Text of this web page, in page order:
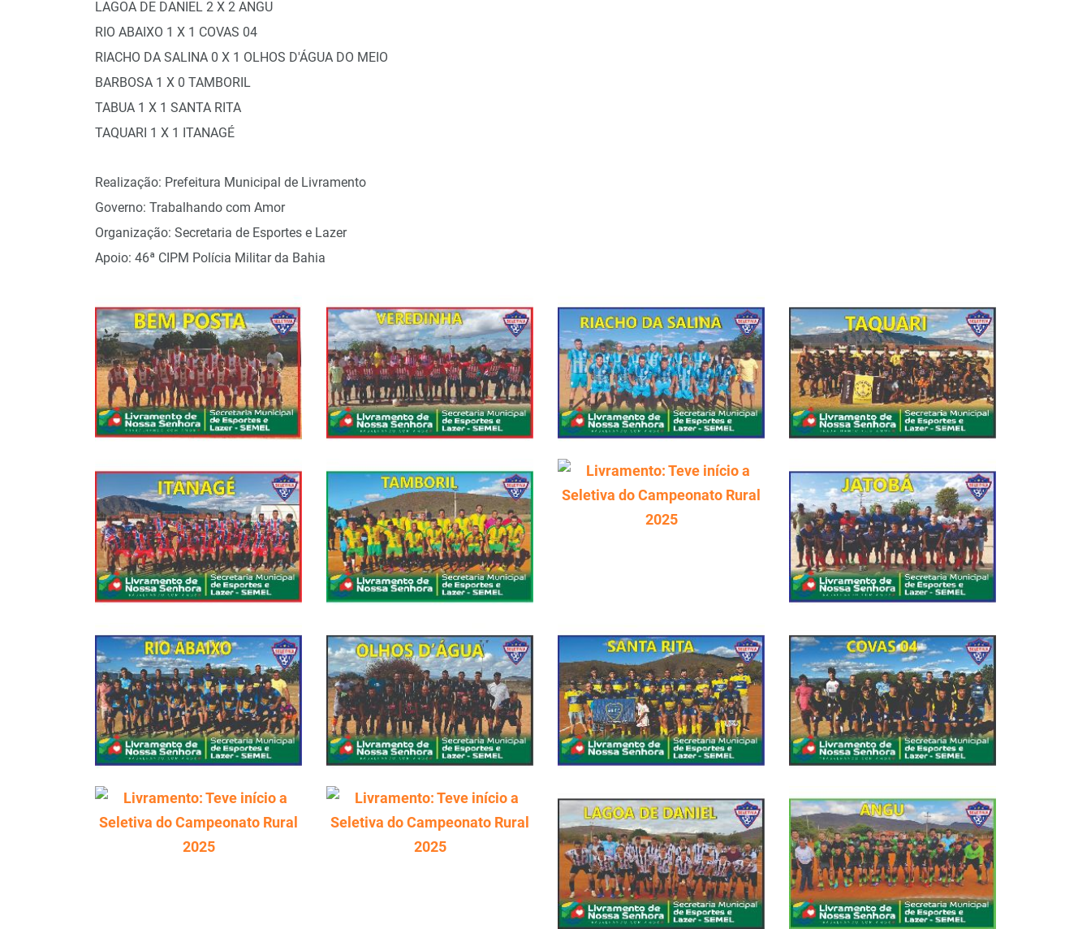
LAGOA DE DANIEL 2 X 2 ANGU
RIO ABAIXO 1 X 1 COVAS 04
RIACHO DA SALINA 0 X 1 OLHOS D'ÁGUA DO MEIO
BARBOSA 1 X 0 TAMBORIL
TABUA 1 X 1 SANTA RITA
TAQUARI 1 X 1 ITANAGÉ
Realização: Prefeitura Municipal de Livramento
Governo: Trabalhando com Amor
Organização: Secretaria de Esportes e Lazer
Apoio: 46ª CIPM Polícia Militar da Bahia